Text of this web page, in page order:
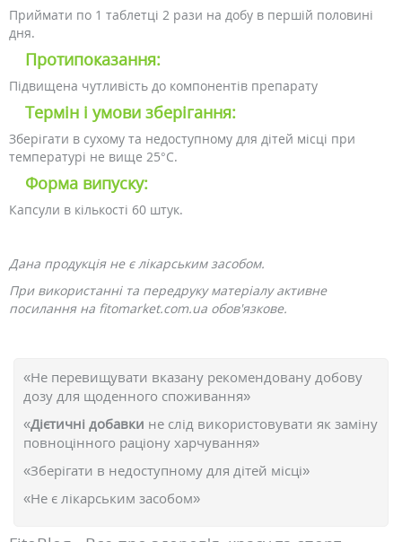
Приймати по 1 таблетці 2 рази на добу в першій половині
дня.
Протипоказання:
Підвищена чутливість до компонентів препарату
Термін і умови зберігання:
Зберігати в сухому та недоступному для дітей місці при
температурі не вище 25°C.
Форма випуску:
Капсули в кількості 60 штук.
Дана продукція не є лікарським засобом.
При використанні та передруку матеріалу активне
посилання на fitomarket.com.ua обов'язкове.
«Не перевищувати вказану рекомендовану добову
дозу для щоденного споживання»
«Дієтичні добавки не слід використовувати як заміну
повноцінного раціону харчування»
«Зберігати в недоступному для дітей місці»
«Не є лікарським засобом»